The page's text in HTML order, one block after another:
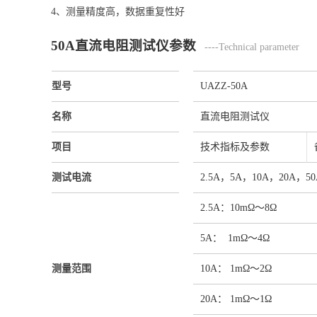
4、测量精度高，数据重复性好
50A直流电阻测试仪参数 ----Technical parameter
型号 UAZZ-50A
名称 直流电阻测试仪
项目 技术指标及参数
测试电流 2.5A，5A，10A，20A，
测量范围
2.5A：10mΩ～8Ω
5A： 1mΩ～4Ω
10A： 1mΩ～2Ω
20A： 1mΩ～1Ω